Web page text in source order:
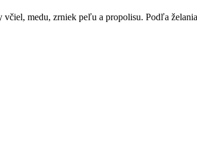
medu, zrniek peľu a propolisu. Podľa